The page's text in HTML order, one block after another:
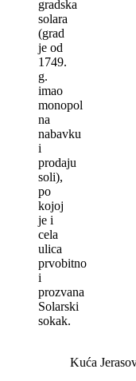
gradska
solara
(grad
je od
1749.
g.
imao
monopol
na
nabavku
i
prodaju
soli),
po
kojoj
je i
cela
ulica
prvobitno
i
prozvana
Solarski
sokak.
Kuća